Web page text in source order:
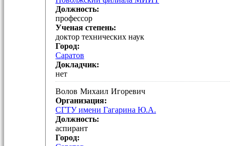
Должность:
профессор
Ученая степень:
доктор технических наук
Город:
Саратов
Докладчик:
нет
Волов Михаил Игоревич
Организация:
СГТУ имени Гагарина Ю.А.
Должность:
аспирант
Город: